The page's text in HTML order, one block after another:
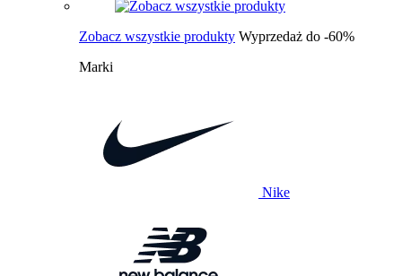
Zobacz wszystkie produkty Wyprzedaż do -60%
Marki
Nike